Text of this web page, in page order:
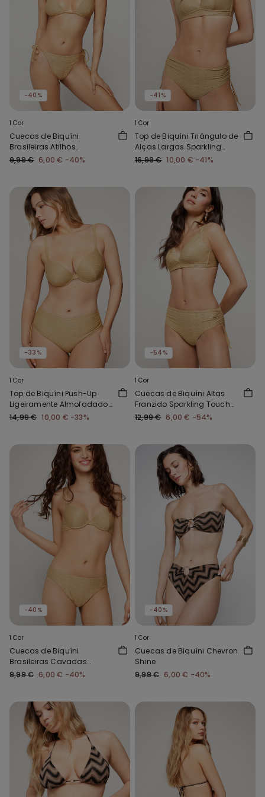
-40%
1 Cor
Cuecas de Biquíni
Brasileiras Atilhos
Sparkling Touch Dourado
9,99 € 6,00 € -40%
-41%
1 Cor
Top de Biquíni Triângulo de
Alças Largas Sparkling
Touch Dourado
16,99 € 10,00 € -41%
-33%
1 Cor
Top de Biquíni Push-Up
Ligeiramente Almofadado
Sparkling Touch Dourado
14,99 € 10,00 € -33%
-54%
1 Cor
Cuecas de Biquíni Altas
Franzido Sparkling Touch
Dourado
12,99 € 6,00 € -54%
-40%
1 Cor
Cuecas de Biquíni
Brasileiras Cavadas
Arredondadas Sparkling
9,99 € 6,00 € -40%
-40%
1 Cor
Cuecas de Biquíni Chevron
Shine
9,99 € 6,00 € -40%